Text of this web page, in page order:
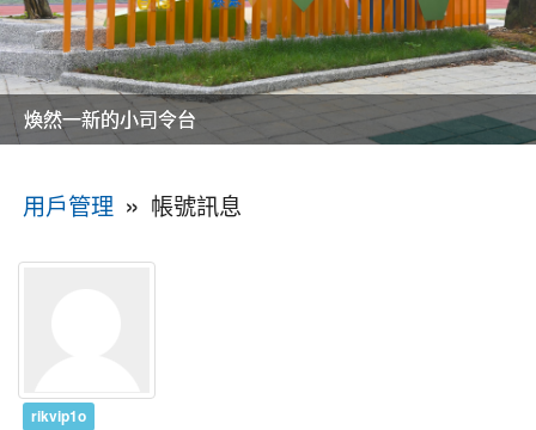
美麗的操場是我們活力的來源
美麗的操場是我們活力的來源
煥然一新的小司令台
煥然一新的小司令台
富含桃園埤塘田園風光意象的中廊
富含桃園埤塘田園風光意象的中廊
嶄新的中庭廣場
嶄新的中庭廣場
水生池生生不息
水生池生生不息
用戶管理 » 帳號訊息
rikvip1o